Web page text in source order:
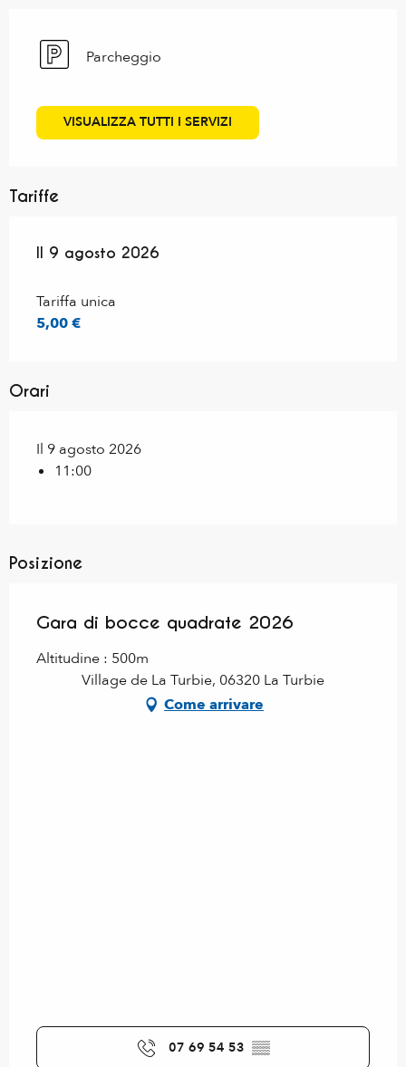
Parcheggio
VISUALIZZA TUTTI I SERVIZI
Tariffe
Il 9 agosto 2026
Il 9 agosto 2026
Tariffa unica
5,00 €
Orari
Il 9 agosto 2026
11:00
Posizione
Gara di bocce quadrate 2026
Altitudine : 500m
Village de La Turbie, 06320 La Turbie
Come arrivare
07 69 54 53 ▒▒